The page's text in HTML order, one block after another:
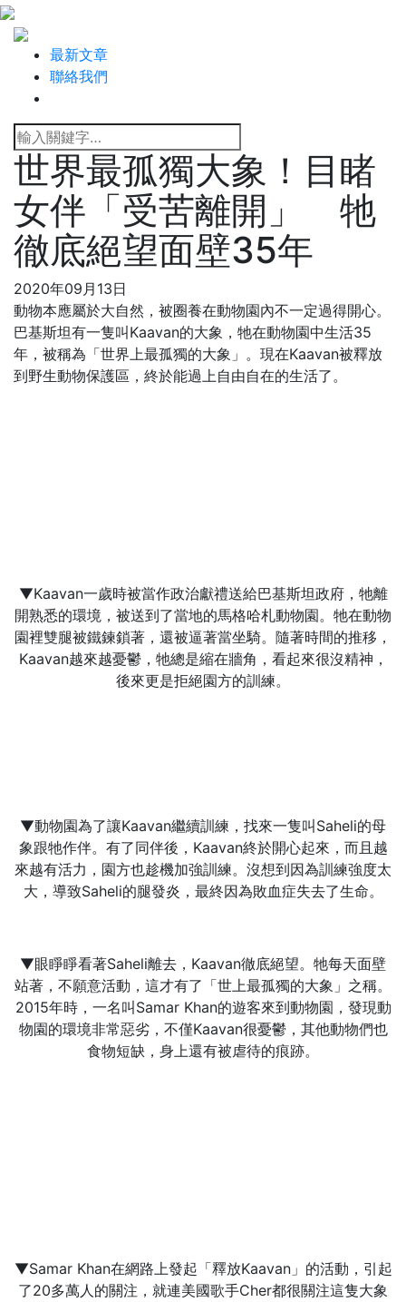
最新文章
聯絡我們
世界最孤獨大象！目睹
女伴「受苦離開」 牠
徹底絕望面壁35年
2020年09月13日
動物本應屬於大自然，被圈養在動物園內不一定過得開心。
巴基斯坦有一隻叫Kaavan的大象，牠在動物園中生活35
年，被稱為「世界上最孤獨的大象」。現在Kaavan被釋放
到野生動物保護區，終於能過上自由自在的生活了。
▼Kaavan一歲時被當作政治獻禮送給巴基斯坦政府，牠離
開熟悉的環境，被送到了當地的馬格哈札動物園。牠在動物
園裡雙腿被鐵鍊鎖著，還被逼著當坐騎。隨著時間的推移，
Kaavan越來越憂鬱，牠總是縮在牆角，看起來很沒精神，
後來更是拒絕園方的訓練。
▼動物園為了讓Kaavan繼續訓練，找來一隻叫Saheli的母
象跟牠作伴。有了同伴後，Kaavan終於開心起來，而且越
來越有活力，園方也趁機加強訓練。沒想到因為訓練強度太
大，導致Saheli的腿發炎，最終因為敗血症失去了生命。
▼眼睜睜看著Saheli離去，Kaavan徹底絕望。牠每天面壁
站著，不願意活動，這才有了「世上最孤獨的大象」之稱。
2015年時，一名叫Samar Khan的遊客來到動物園，發現動
物園的環境非常惡劣，不僅Kaavan很憂鬱，其他動物們也
食物短缺，身上還有被虐待的痕跡。
▼Samar Khan在網路上發起「釋放Kaavan」的活動，引起
了20多萬人的關注，就連美國歌手Cher都很關注這隻大象